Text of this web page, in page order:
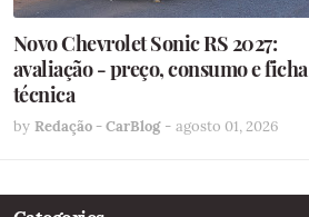
Novo Chevrolet Sonic RS 2027:
avaliação - preço, consumo e ficha
técnica
by Redação - CarBlog - agosto 01, 2026